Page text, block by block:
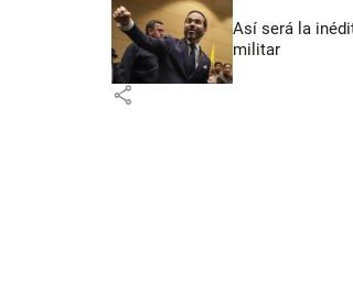
Así será la
militar
share